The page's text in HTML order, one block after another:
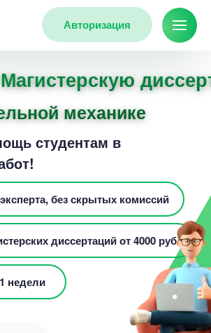
Авторизация
механике
студентам в
без скрытых комиссий
диссертаций от 4000 руб.
недели